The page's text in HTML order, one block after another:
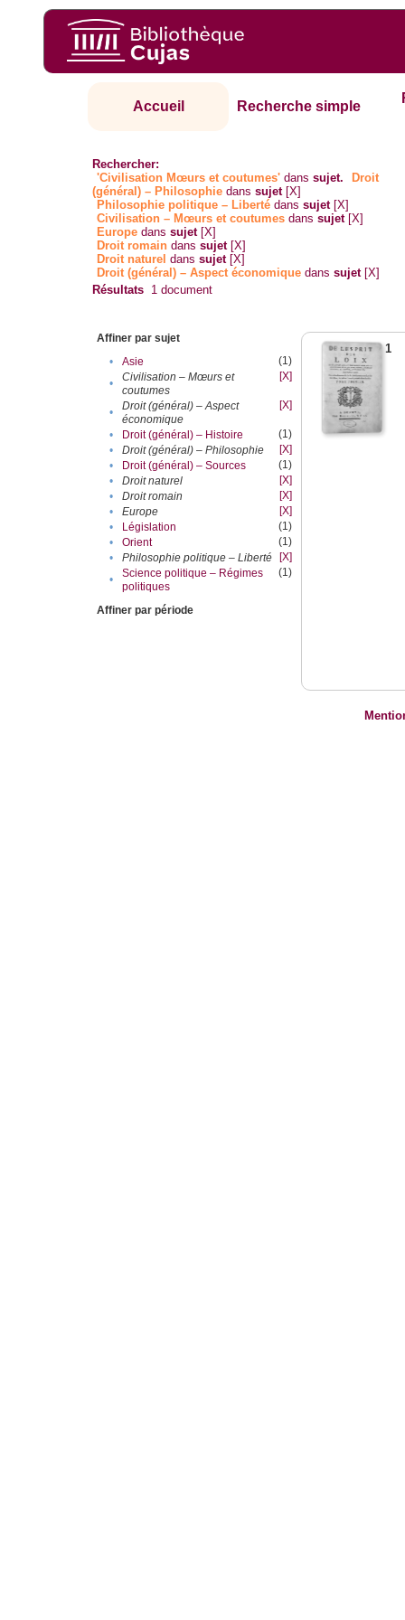
Accueil Recherche simple
Rechercher:
'Civilisation Mœurs et coutumes' danssujet.
Droit
(général) – Philosophie danssujet [X]
Philosophie politique – Liberté danssujet [X]
Civilisation – Mœurs et coutumes danssujet [X]
Europe danssujet [X]
Droit romain danssujet [X]
Droit naturel danssujet [X]
Droit (général) – Aspect économique danssujet [X]
Résultats 1 document
Affiner par sujet
•
Asie
(1)
•
Civilisation – Mœurs et
coutumes
[X]
•
Droit (général) – Aspect
économique
[X]
• Droit (général) – Histoire
(1)
•
Droit (général) – Philosophie
[X]
•
Droit (général) – Sources
(1)
•
Droit naturel
[X]
•
Droit romain
[X]
•
Europe
[X]
•
Législation
(1)
•
Orient
(1)
•
Philosophie politique – Liberté
[X]
•
Science politique – Régimes
politiques
(1)
Affiner par période
1